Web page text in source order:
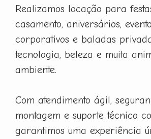
Realizamos locação para
casamento, aniversários,
corporativos e baladas
tecnologia, beleza e muita
ambiente.
Com atendimento ágil,
montagem e suporte técnico
garantimos uma experiência